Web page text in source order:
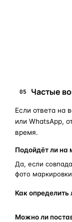
05 Частые
Если ответа на
или WhatsApp,
время.
Подойдёт ли
Да, если
фото
Как
Можно ли